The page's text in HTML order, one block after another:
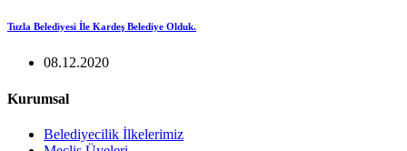
Tuzla Belediyesi İle Kardeş Belediye Olduk.
08.12.2020
Kurumsal
Belediyecilik İlkelerimiz